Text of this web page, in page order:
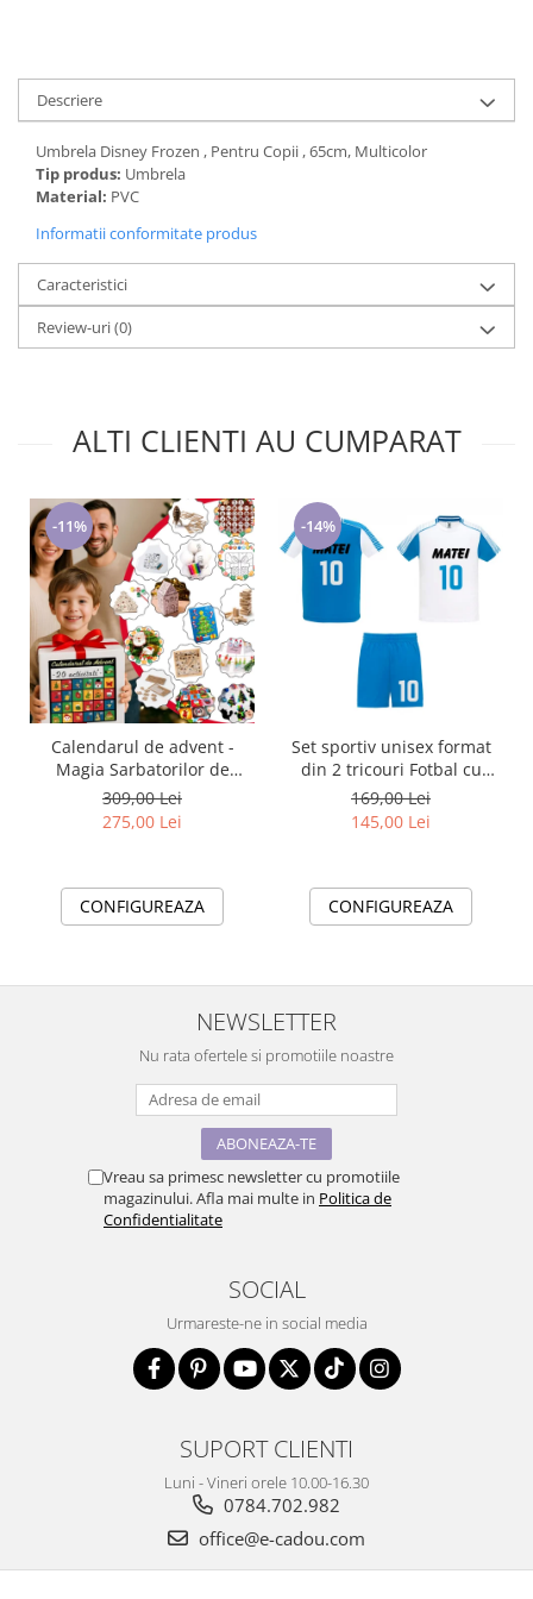
Descriere
Umbrela Disney Frozen , Pentru Copii , 65cm, Multicolor
Tip produs: Umbrela
Material: PVC
Informatii conformitate produs
Caracteristici
Review-uri(0)
ALTI CLIENTI AU CUMPARAT
-11%
Calendarul de advent -
Magia Sarbatorilor de
Craciun cu 20 activități copii
SilverBox
309,00 Lei
275,00 Lei
CONFIGUREAZA
-14%
Set sportiv unisex format
din 2 tricouri Fotbal cu
nume si numar la alegere
pentru Suporteri și Jucatori
169,00 Lei
145,00 Lei
CONFIGUREAZA
NEWSLETTER
Nu rata ofertele si promotiile noastre
Vreau sa primesc newsletter cu promotiile
magazinului. Afla mai multe in Politica de
Confidentialitate
SOCIAL
Urmareste-ne in social media
SUPORT CLIENTI
Luni - Vineri orele 10.00-16.30
0784.702.982
office@e-cadou.com